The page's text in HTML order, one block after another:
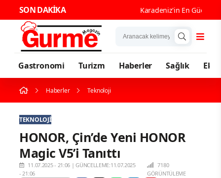
SON DAKİKA Karadeniz'in En Güçlü
Gastronomi Turizm Haberler Sağlık
Haberler Teknoloji
TEKNOLOJI
HONOR, Çin’de Yeni HONOR
Magic V5’i Tanıttı
11.07.2025 - 21:06 |GÜNCELLEME:11.07.2025
- 21:06
7180
GÖRÜNTÜLEME